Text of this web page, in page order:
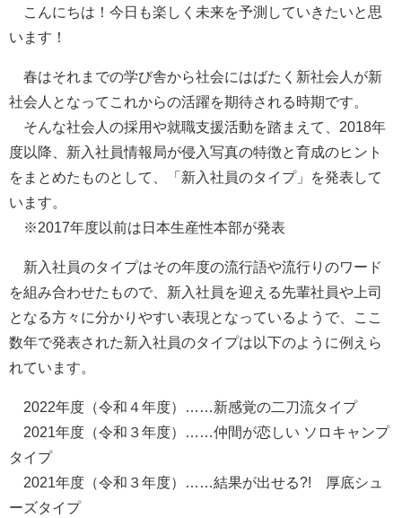
こんにちは！今日も楽しく未来を予測していきたいと思
います！
春はそれまでの学び舎から社会にはばたく新社会人が新
社会人となってこれからの活躍を期待される時期です。
そんな社会人の採用や就職支援活動を踏まえて、2018年
度以降、新入社員情報局が侵入写真の特徴と育成のヒント
をまとめたものとして、「新入社員のタイプ」を発表して
います。
※2017年度以前は日本生産性本部が発表
新入社員のタイプはその年度の流行語や流行りのワード
を組み合わせたもので、新入社員を迎える先輩社員や上司
となる方々に分かりやすい表現となっているようで、ここ
数年で発表された新入社員のタイプは以下のように例えら
れています。
2022年度（令和４年度）……新感覚の二刀流タイプ
2021年度（令和３年度）……仲間が恋しい ソロキャンプ
タイプ
2021年度（令和３年度）……結果が出せる?! 厚底シュ
ーズタイプ